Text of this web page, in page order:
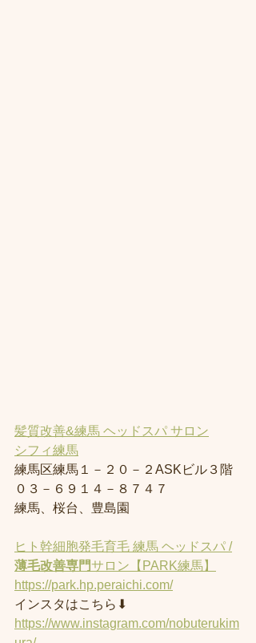
髪質改善&練馬 ヘッドスパ サロン
シフィ練馬
練馬区練馬１－２０－２ASKビル３階
０３－６９１４－８７４７
練馬、桜台、豊島園
ヒト幹細胞発毛育毛 練馬 ヘッドスパ /
薄毛改善専門サロン【PARK練馬】
https://park.hp.peraichi.com/
インスタはこちら⬇︎
https://www.instagram.com/nobuterukim